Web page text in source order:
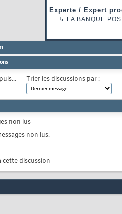
Experte / Expert
↳ LA BANQUE
Trier les discussions par :
non lus
non lus.
cette discussion